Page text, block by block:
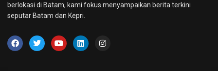
berlokasi di Batam, kami fokus menyampaikan berita terkini
seputar Batam dan Kepri.